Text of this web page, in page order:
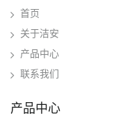
首页
关于洁安
产品中心
联系我们
产品中心